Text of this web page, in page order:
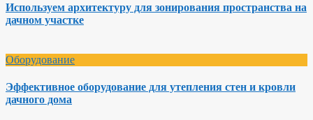
Используем архитектуру для зонирования пространства на
дачном участке
Оборудование
Эффективное оборудование для утепления стен и кровли
дачного дома